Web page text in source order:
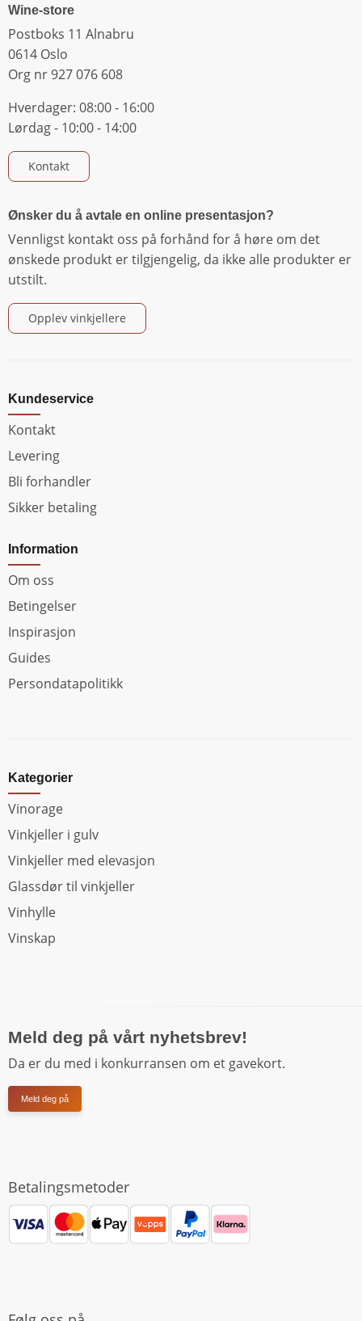
Wine-store
Postboks 11 Alnabru
0614 Oslo
Org nr 927 076 608
Hverdager: 08:00 - 16:00
Lørdag - 10:00 - 14:00
Kontakt
Ønsker du å avtale en online presentasjon?
Vennligst kontakt oss på forhånd for å høre om det
ønskede produkt er tilgjengelig, da ikke alle produkter er
utstilt.
Opplev vinkjellere
Kundeservice
Kontakt
Levering
Bli forhandler
Sikker betaling
Information
Om oss
Betingelser
Inspirasjon
Guides
Persondatapolitikk
Kategorier
Vinorage
Vinkjeller i gulv
Vinkjeller med elevasjon
Glassdør til vinkjeller
Vinhylle
Vinskap
Meld deg på vårt nyhetsbrev!
Da er du med i konkurransen om et gavekort.
Meld deg på
Betalingsmetoder